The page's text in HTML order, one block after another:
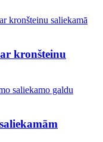
kronšteinu